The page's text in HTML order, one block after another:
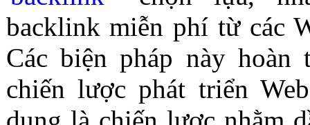
backlink miễn phí từ các
Các biện pháp này hoàn
chiến lược phát triển